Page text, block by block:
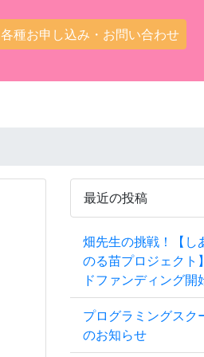
各種お申し込み・お問い合わせ
最近の投稿
畑先生の挑戦！【し
のる苗プロジェクト
ドファンディング開
プログラミングスク
のお知らせ